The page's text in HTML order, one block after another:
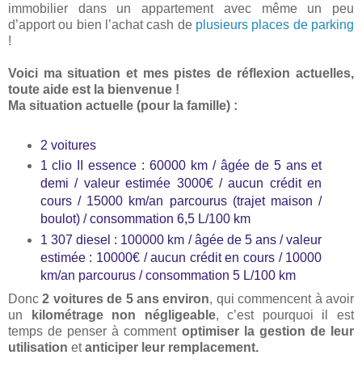
immobilier dans un appartement avec même un peu
d’apport ou bien l’achat cash de plusieurs places de parking
!
Voici ma situation et mes pistes de réflexion actuelles,
toute aide est la bienvenue !
Ma situation actuelle (pour la famille) :
2 voitures
1 clio II essence : 60000 km / âgée de 5 ans et
demi / valeur estimée 3000€ / aucun crédit en
cours / 15000 km/an parcourus (trajet maison /
boulot) / consommation 6,5 L/100 km
1 307 diesel : 100000 km / âgée de 5 ans / valeur
estimée : 10000€ / aucun crédit en cours / 10000
km/an parcourus / consommation 5 L/100 km
Donc2 voitures de 5 ans environ, qui commencent à avoir
un
kilométrage non négligeable, c’est pourquoi il est
temps de penser à comment optimiser la gestion de leur
utilisation etanticiper leur remplacement.